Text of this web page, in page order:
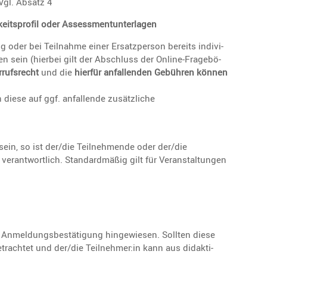
oder Assessmentunterlagen
oder bei Teilnahme einer Ersatz­person bereits indivi­
sein (hierbei gilt der Abschluss der Online-Frage­bö­
und die hierfür anfal­lenden Gebühren können
diese auf ggf. anfal­lende zusätz­liche
so ist der/die Teilneh­mende oder der/die
Standard­mäßig gilt für Veran­stal­tungen
hinge­wiesen. Sollten diese
und der/die Teilnehmer:in kann aus didak­ti­